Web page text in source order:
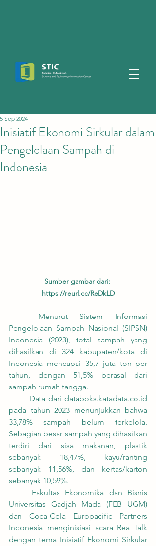
Inisiatif Ekonomi Sirkular dalam
Pengelolaan Sampah di
Indonesia
5 Sep 2024
Sumber gambar dari:
https://reurl.cc/ReDkLD
Pengelolaan Sampah Nasional (SIPSN)
Indonesia (2023), total sampah yang
dihasilkan di 324 kabupaten/kota di
Indonesia mencapai 35,7 juta ton per
tahun, dengan 51,5% berasal dari
sampah rumah tangga.
pada tahun 2023 menunjukkan bahwa
33,78% sampah belum terkelola.
Sebagian besar sampah yang dihasilkan
terdiri dari sisa makanan, plastik
sebanyak 18,47%, kayu/ranting
sebanyak 11,56%, dan kertas/karton
sebanyak 10,59%.
Universitas Gadjah Mada (FEB UGM)
dan Coca-Cola Europacific Partners
Indonesia menginisiasi acara Rea Talk
dengan tema Inisiatif Ekonomi Sirkular